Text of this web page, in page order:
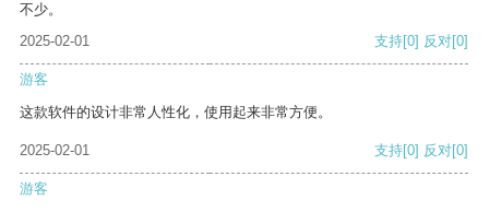
不少。
2025-02-01
支持[0] 反对[0]
游客
这款软件的设计非常人性化，使用起来非常方便。
2025-02-01 支持[0] 反对[0]
游客